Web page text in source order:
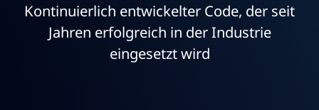
Kontinuierlich entwickelter Code, der seit
Jahren erfolgreich in der Industrie
eingesetzt wird